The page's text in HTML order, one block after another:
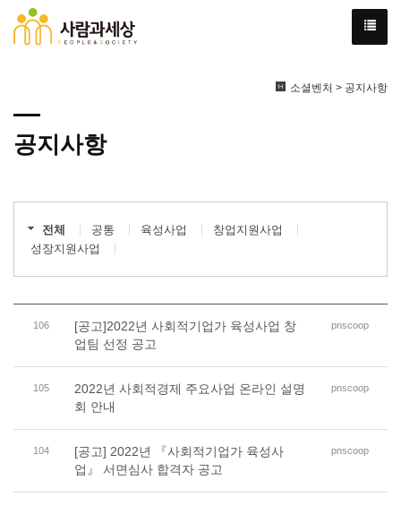
소셜벤처 > 공지사항
공지사항
전체 공통 육성사업
창업지원사업
성장지원사업
106
[공고]2022년 사회적기업가 육성사업 창
업팀 선정 공고
pnscoop
105
2022년 사회적경제 주요사업 온라인 설명
회 안내
pnscoop
104
[공고] 2022년 『사회적기업가 육성사
업』 서면심사 합격자 공고
pnscoop